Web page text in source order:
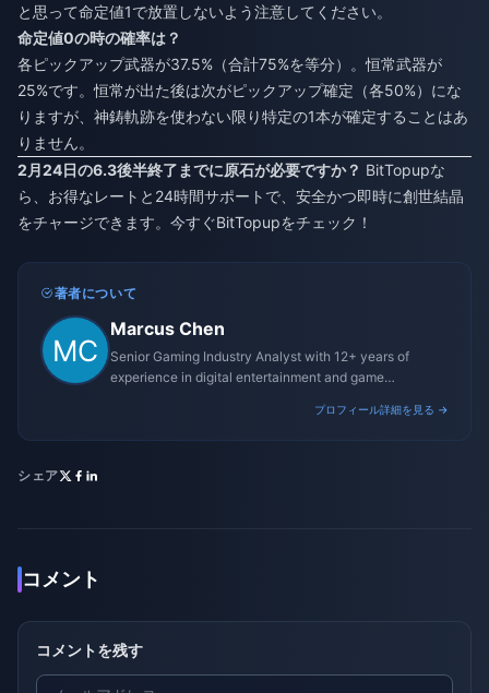
と思って命定値1で放置しないよう注意してください。
命定値0の時の確率は？
各ピックアップ武器が37.5%（合計75%を等分）。恒常武器が
25%です。恒常が出た後は次がピックアップ確定（各50%）にな
りますが、神鋳軌跡を使わない限り特定の1本が確定することはあ
りません。
2月24日の6.3後半終了までに原石が必要ですか？ BitTopupな
ら、お得なレートと24時間サポートで、安全かつ即時に創世結晶
をチャージできます。今すぐBitTopupをチェック！
著者について
Marcus Chen
Senior Gaming Industry Analyst with 12+ years of
experience in digital entertainment and game
プロフィール詳細を見る →
シェア
コメント
コメントを残す